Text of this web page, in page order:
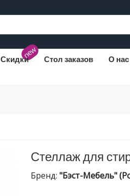
new
Скидки Стол заказов О нас
Стеллаж для
Бренд: "Бэст-Мебель"